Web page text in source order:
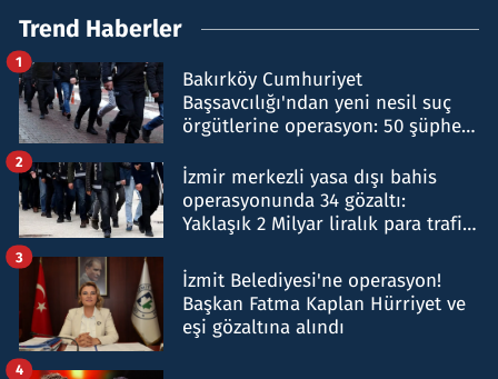
Trend Haberler
Bakırköy Cumhuriyet
Başsavcılığı'ndan yeni nesil suç
örgütlerine operasyon: 50 şüpheli
1
İzmir merkezli yasa dışı bahis
operasyonunda 34 gözaltı:
Yaklaşık 2 Milyar liralık para trafiği
2
İzmit Belediyesi'ne operasyon!
Başkan Fatma Kaplan Hürriyet ve
eşi gözaltına alındı
3
4